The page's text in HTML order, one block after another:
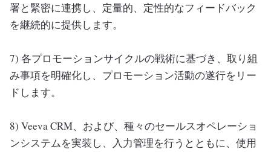
署と緊密に連携し、定量的、定性的なフィードバック
を継続的に提供します。
7) 各プロモーションサイクルの戦術に基づき、取り組
み事項を明確化し、プロモーション活動の遂行をリー
ドします。
8) Veeva CRM、および、種々のセールスオペレーショ
ンシステムを実装し、入力管理を行うとともに、使用